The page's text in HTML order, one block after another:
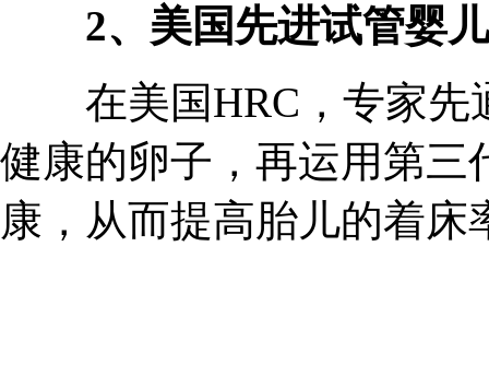
2、美国先进试管婴
在美国HRC，专家先
健康的卵子，再运用第三
康，从而提高胎儿的着床